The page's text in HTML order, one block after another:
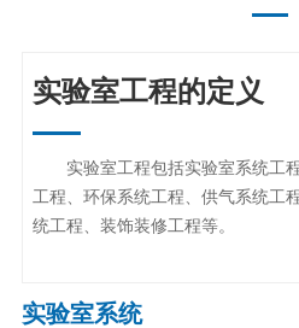
实验室工程的定义
实验室工程包括实验室系统工程
工程、环保系统工程、供气系统工
统工程、装饰装修工程等。
实验室系统